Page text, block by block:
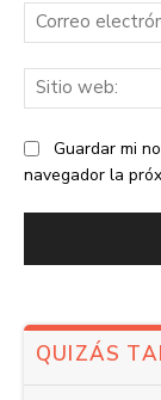
Guardar mi
navegador la
QUIZÁS